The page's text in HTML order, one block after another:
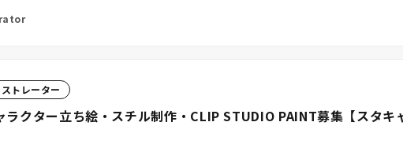
トレーター
ラクター立ち絵・スチル制作・CLIP STUDIO PAINT募集【スタキ